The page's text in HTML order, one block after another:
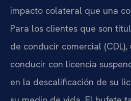
impacto colateral que una
Para los clientes que son
de conducir comercial
conducir con licencia
en la descalificación de su